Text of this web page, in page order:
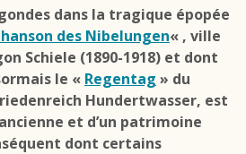
dans la tragique épopée
des Nibelungen« , ville
Schiele (1890-1918) et dont
le « Regentag » du
Hundertwasser, est
et d’un patrimoine
dont certains